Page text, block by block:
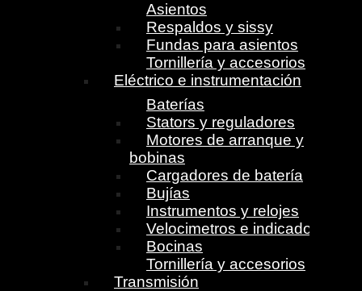
Asientos
Respaldos y sissy
Fundas para asientos
Tornillería y accesorios
Eléctrico e instrumentación
Baterías
Stators y reguladores
Motores de arranque y
bobinas
Cargadores de batería
Bujías
Instrumentos y relojes
Velocimetros e indicadores
Bocinas
Tornillería y accesorios
Transmisión